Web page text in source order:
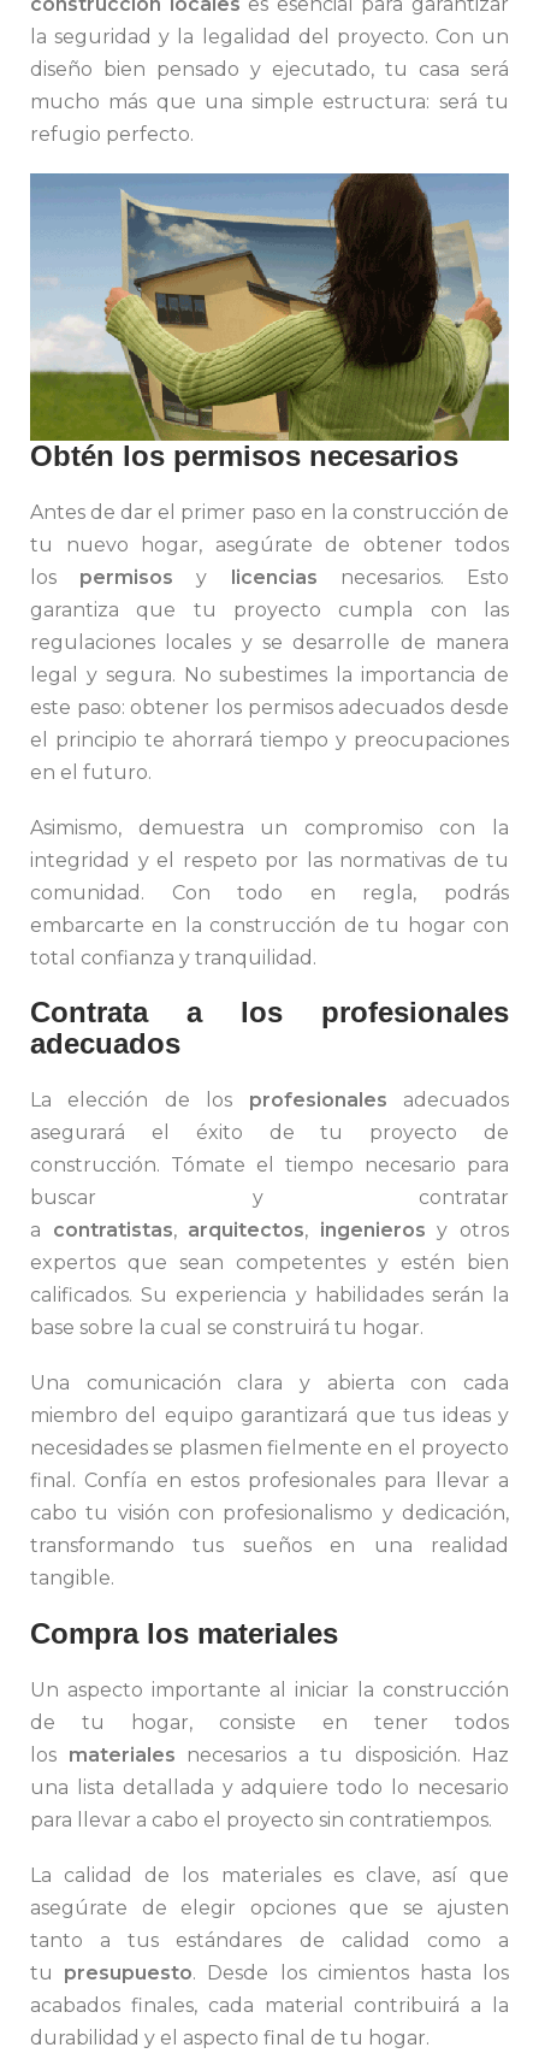
la seguridad y la legalidad del proyecto. Con un
diseño bien pensado y ejecutado, tu casa será
mucho más que una simple estructura: será tu
refugio perfecto.
Obtén los permisos necesarios
Antes de dar el primer paso en la construcción de
tu nuevo hogar, asegúrate de obtener todos
los permisos y licencias necesarios. Esto
garantiza que tu proyecto cumpla con las
regulaciones locales y se desarrolle de manera
legal y segura. No subestimes la importancia de
este paso: obtener los permisos adecuados desde
el principio te ahorrará tiempo y preocupaciones
en el futuro.
Asimismo, demuestra un compromiso con la
integridad y el respeto por las normativas de tu
comunidad. Con todo en regla, podrás
embarcarte en la construcción de tu hogar con
total confianza y tranquilidad.
Contrata a los profesionales
adecuados
La elección de los profesionales adecuados
asegurará el éxito de tu proyecto de
construcción. Tómate el tiempo necesario para
buscar y contratar
a contratistas, arquitectos, ingenieros y otros
expertos que sean competentes y estén bien
calificados. Su experiencia y habilidades serán la
base sobre la cual se construirá tu hogar.
Una comunicación clara y abierta con cada
miembro del equipo garantizará que tus ideas y
necesidades se plasmen fielmente en el proyecto
final. Confía en estos profesionales para llevar a
cabo tu visión con profesionalismo y dedicación,
transformando tus sueños en una realidad
tangible.
Compra los materiales
Un aspecto importante al iniciar la construcción
de tu hogar, consiste en tener todos
los materiales necesarios a tu disposición. Haz
una lista detallada y adquiere todo lo necesario
para llevar a cabo el proyecto sin contratiempos.
La calidad de los materiales es clave, así que
asegúrate de elegir opciones que se ajusten
tanto a tus estándares de calidad como a
tu presupuesto. Desde los cimientos hasta los
acabados finales, cada material contribuirá a la
durabilidad y el aspecto final de tu hogar.